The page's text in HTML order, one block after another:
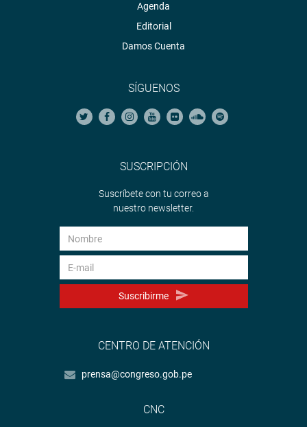
Agenda
Editorial
Damos Cuenta
SÍGUENOS
SUSCRIPCIÓN
Suscríbete con tu correo a
nuestro newsletter.
Suscribirme
CENTRO DE ATENCIÓN
prensa@congreso.gob.pe
CNC